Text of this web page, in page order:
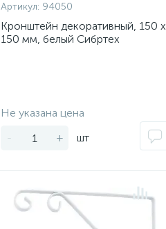
Артикул: 94050
Кронштейн декоративный, 150 х
150 мм, белый Сибртех
Не указана цена
-
+ шт